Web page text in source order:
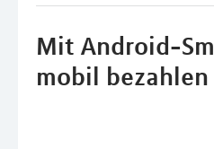
Mit Android-
mobil bezahlen